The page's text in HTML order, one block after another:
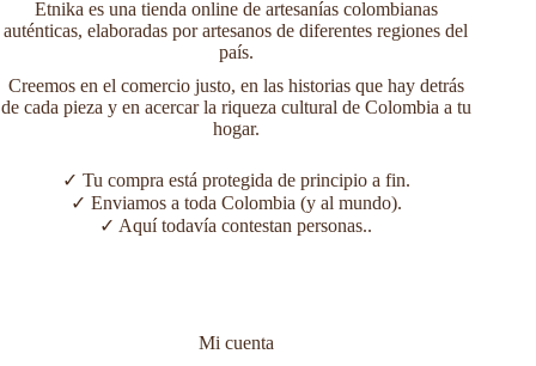
Etnika es una tienda online de artesanías colombianas
auténticas, elaboradas por artesanos de diferentes regiones del
país.
Creemos en el comercio justo, en las historias que hay detrás
de cada pieza y en acercar la riqueza cultural de Colombia a tu
hogar.
✓ Tu compra está protegida de principio a fin.
✓ Enviamos a toda Colombia (y al mundo).
✓ Aquí todavía contestan personas..
Mi cuenta